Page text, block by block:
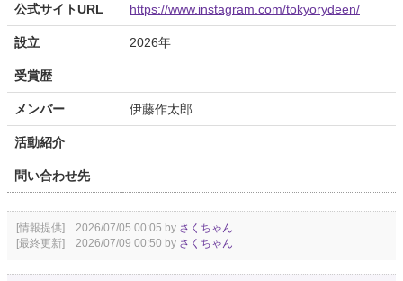
公式サイトURL https://www.instagram.com/tokyorydeen/
設立 2026年
受賞歴
メンバー 伊藤作太郎
活動紹介
問い合わせ先
[情報提供] 2026/07/05 00:05 by さくちゃん
[最終更新] 2026/07/09 00:50 by さくちゃん